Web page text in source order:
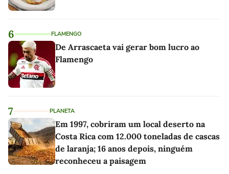
6 FLAMENGO
De Arrascaeta vai gerar bom lucro ao
Flamengo
7 PLANETA
Em 1997, cobriram um local deserto na
Costa Rica com 12.000 toneladas de cascas
de laranja; 16 anos depois, ninguém
reconheceu a paisagem